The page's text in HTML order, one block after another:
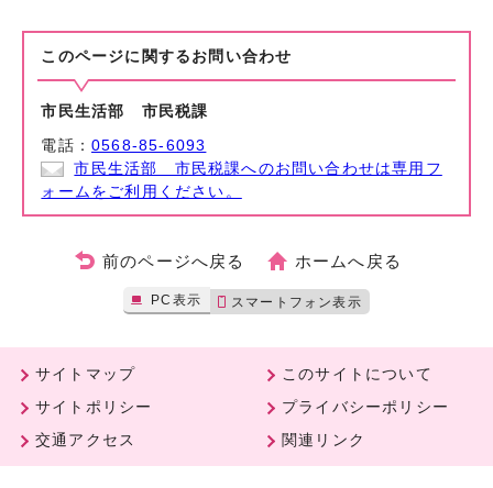
このページに関する お問い合わせ
市民生活部 市民税課
電話：0568-85-6093
市民生活部 市民税課へのお問い合わせは専用フ
ォームをご利用ください。
前のページへ戻る ホームへ戻る
PC表示 スマートフォン表示
サイトマップ
このサイトについて
サイトポリシー
プライバシーポリシー
交通アクセス
関連リンク